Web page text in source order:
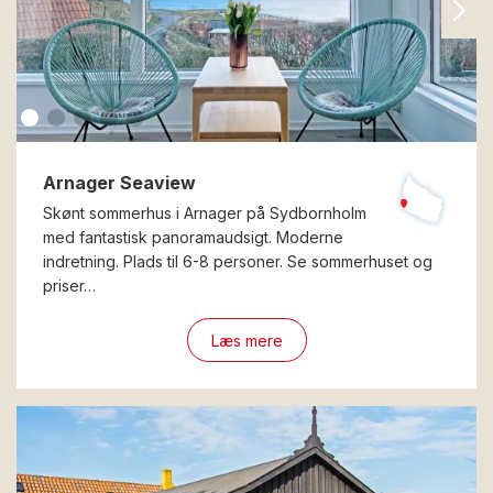
Arnager Seaview
Skønt sommerhus i Arnager på Sydbornholm
med fantastisk panoramaudsigt. Moderne
indretning. Plads til 6-8 personer. Se sommerhuset og
priser…
Læs mere